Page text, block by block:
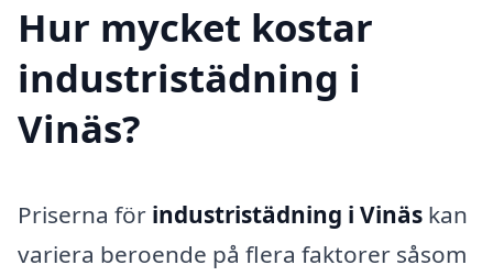
Hur mycket kostar
industristädning i
Vinäs?
Priserna för industristädning i Vinäs kan
variera beroende på flera faktorer såsom